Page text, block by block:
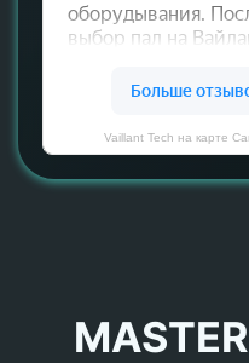
Vaillant Tech на карте